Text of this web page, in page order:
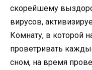
скорейшему
вирусов,
Комнату, в которой
проветривать
сном, на время